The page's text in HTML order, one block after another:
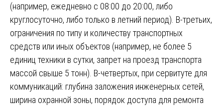
(например, ежедневно с 08:00 до 20:00, либо
круглосуточно, либо только в летний период). В-третьих,
ограничения по типу и количеству транспортных
средств или иных объектов (например, не более 5
единиц техники в сутки, запрет на проезд транспорта
массой свыше 5 тонн). В-четвертых, при сервитуте для
коммуникаций: глубина заложения инженерных сетей,
ширина охранной зоны, порядок доступа для ремонта